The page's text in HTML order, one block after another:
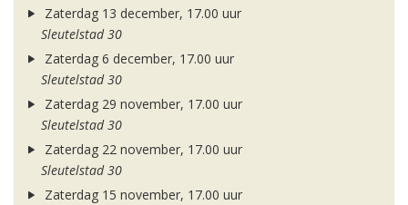
Zaterdag 13 december, 17.00 uur
Sleutelstad 30
Zaterdag 6 december, 17.00 uur
Sleutelstad 30
Zaterdag 29 november, 17.00 uur
Sleutelstad 30
Zaterdag 22 november, 17.00 uur
Sleutelstad 30
Zaterdag 15 november, 17.00 uur